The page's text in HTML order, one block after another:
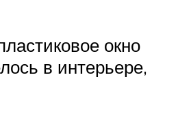
окно
в интерьере,